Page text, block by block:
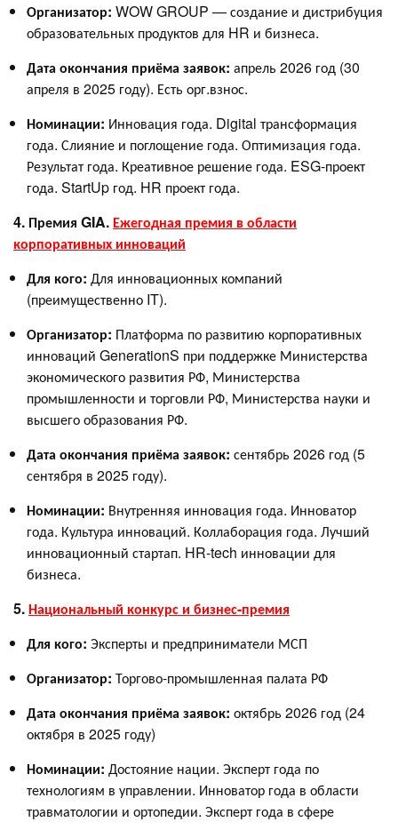
Организатор: WOW GROUP — создание и дистрибуция
образовательных продуктов для HR и бизнеса.
Дата окончания приёма заявок: апрель 2026 год (30
апреля в 2025 году). Есть орг.взнос.
Номинации: Инновация года. Digital трансформация
года. Слияние и поглощение года. Оптимизация года.
Результат года. Креативное решение года. ESG-проект
года. StartUp год. HR проект года.
4. Премия GIA. Ежегодная премия в области
корпоративных инноваций
Для кого: Для инновационных компаний
(преимущественно IT).
Организатор: Платформа по развитию корпоративных
инноваций GenerationS при поддержке Министерства
экономического развития РФ, Министерства
промышленности и торговли РФ, Министерства науки и
высшего образования РФ.
Дата окончания приёма заявок: сентябрь 2026 год (5
сентября в 2025 году).
Номинации: Внутренняя инновация года. Инноватор
года. Культура инноваций. Коллаборация года. Лучший
инновационный стартап. HR-tech инновации для
бизнеса.
5.Национальный конкурс и бизнес-премия
Для кого: Эксперты и предприниматели МСП
Организатор: Торгово-промышленная палата РФ
Дата окончания приёма заявок: октябрь 2026 год (24
октября в 2025 году)
Номинации: Достояние нации. Эксперт года по
технологиям в управлении. Инноватор года в области
травматологии и ортопедии. Эксперт года в сфере